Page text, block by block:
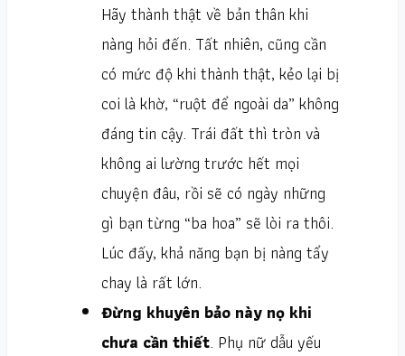
Hãy thành thật về bản thân khi
nàng hỏi đến. Tất nhiên, cũng cần
có mức độ khi thành thật, kẻo lại bị
coi là khờ, “ruột để ngoài da” không
đáng tin cậy. Trái đất thì tròn và
không ai lường trước hết mọi
chuyện đâu, rồi sẽ có ngày những
gì bạn từng “ba hoa” sẽ lòi ra thôi.
Lúc đấy, khả năng bạn bị nàng tẩy
chay là rất lớn.
Đừng khuyên bảo này nọ khi
chưa cần thiết. Phụ nữ dẫu yếu